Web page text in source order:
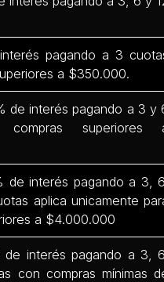
pagando a 3
a $350.000.
de interés pagando a 3 y
superiores
de interés pagando a 3,
aplica unicamente
a $4.000.000
de interés pagando a 3,
con compras mínimas